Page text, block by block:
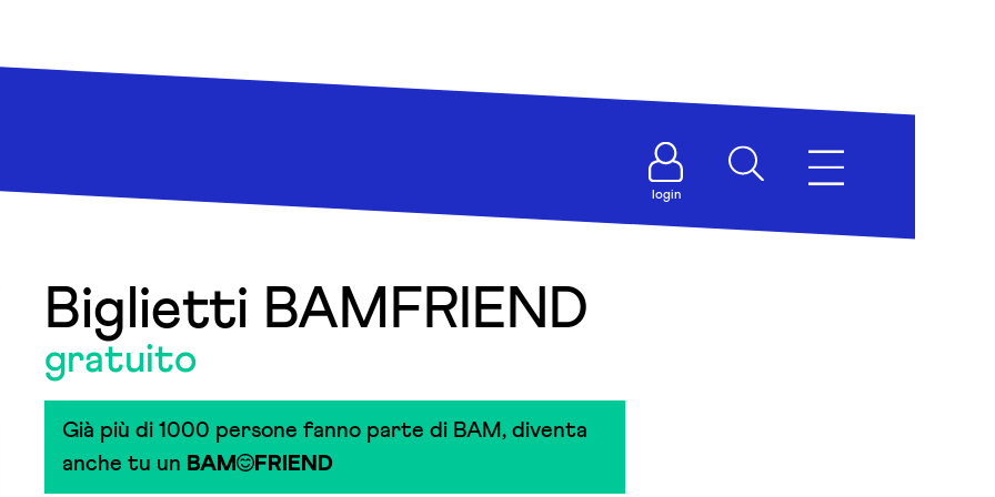
login
Biglietti BAMFRIEND
gratuito
Già più di 1000 persone fanno parte di BAM, diventa
anche tu un BAM FRIEND